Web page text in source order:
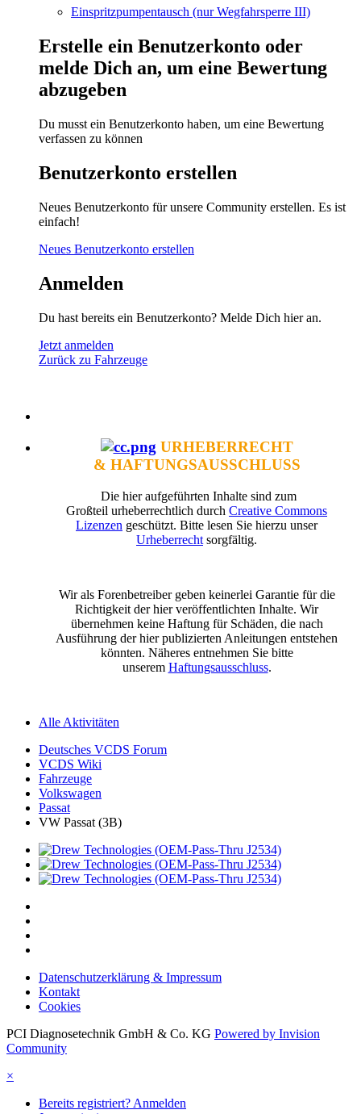
Einspritzpumpentausch (nur Wegfahrsperre III)
Erstelle ein Benutzerkonto oder
melde Dich an, um eine Bewertung
abzugeben
Du musst ein Benutzerkonto haben, um eine Bewertung
verfassen zu können
Benutzerkonto erstellen
Neues Benutzerkonto für unsere Community erstellen. Es ist
einfach!
Neues Benutzerkonto erstellen
Anmelden
Du hast bereits ein Benutzerkonto? Melde Dich hier an.
Jetzt anmelden
Zurück zu Fahrzeuge
URHEBERRECHT
& HAFTUNGSAUSSCHLUSS
Die hier aufgeführten Inhalte sind zum
Großteil urheberrechtlich durch Creative Commons
Lizenzen geschützt. Bitte lesen Sie hierzu unser
Urheberrecht sorgfältig.
Wir als Forenbetreiber geben keinerlei Garantie für die
Richtigkeit der hier veröffentlichten Inhalte. Wir
übernehmen keine Haftung für Schäden, die nach
Ausführung der hier publizierten Anleitungen entstehen
könnten. Näheres entnehmen Sie bitte
unserem Haftungsausschluss.
Alle Aktivitäten
Deutsches VCDS Forum
VCDS Wiki
Fahrzeuge
Volkswagen
Passat
VW Passat (3B)
Datenschutzerklärung & Impressum
Kontakt
Cookies
PCI Diagnosetechnik GmbH & Co. KG Powered by Invision
Community
×
Bereits registriert? Anmelden